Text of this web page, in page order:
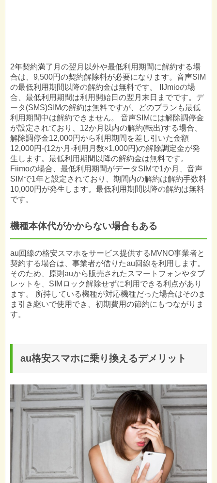
2年契約満了月の翌月以外や最低利用期間に解約する場
合は、9,500円の契約解除料が必要になります。音声SIM
の最低利用期間以降の解約金は無料です。 IIJmioの場
合、最低利用期間は利用開始日の翌月末日までです。デ
ータ(SMS)SIMの解約は無料ですが、どのプランも最低
利用期間中は解約できません。 音声SIMには解除調停金
が設定されており、12か月以内の解約(転出)する場合、
解除調停金12,000円から利用期間を差し引いた金額
12,000円-(12か月-利用月数×1,000円)の解除調定金が発
生します。最低利用期間以降の解約金は無料です。
Fiimoの場合、最低利用期間がデータSIMで1か月、音声
SIMで1年と設定されており、期間内の解約は解約手数料
10,000円が発生します。最低利用期間以降の解約は無料
です。
機種本体代がかからない場合もある
au回線の格安スマホをサービス提供するMVNO事業者と
契約する場合は、事業者が借りたau回線を利用します。
そのため、原則auから販売されたスマートフォンやタブ
レットを、SIMロック解除せずに利用できる利点があり
ます。 所持している機種が対応機種だった場合はそのま
ま引き継いで使用でき、初期費用の節約にもつながりま
す。
au格安スマホに乗り換えるデメリット